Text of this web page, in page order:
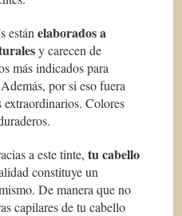
estánelaborados a
y carecen de
más indicados para
por si eso fuera
extraordinarios. Colores
a este tinte, tu cabello
constituye un
De manera que no
capilares de tu cabello